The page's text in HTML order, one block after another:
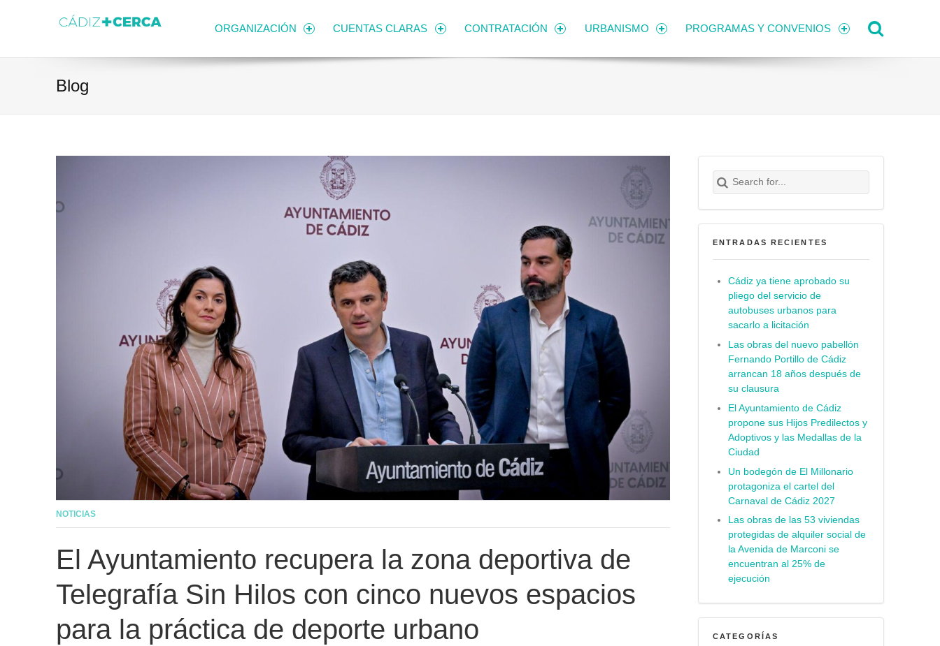
ORGANIZACIÓN CUENTAS CLARAS CONTRATACIÓN URBANISMO PROGRAMAS Y CONVENIOS
Blog
NOTICIAS
El Ayuntamiento recupera la zona deportiva de
Telegrafía Sin Hilos con cinco nuevos espacios
para la práctica de deporte urbano
Search for:
Buscar
ENTRADAS RECIENTES
Cádiz ya tiene aprobado su
pliego del servicio de
autobuses urbanos para
sacarlo a licitación
Las obras del nuevo pabellón
Fernando Portillo de Cádiz
arrancan 18 años después de
su clausura
El Ayuntamiento de Cádiz
propone sus Hijos Predilectos y
Adoptivos y las Medallas de la
Ciudad
Un bodegón de El Millonario
protagoniza el cartel del
Carnaval de Cádiz 2027
Las obras de las 53 viviendas
protegidas de alquiler social de
la Avenida de Marconi se
encuentran al 25% de
ejecución
CATEGORÍAS